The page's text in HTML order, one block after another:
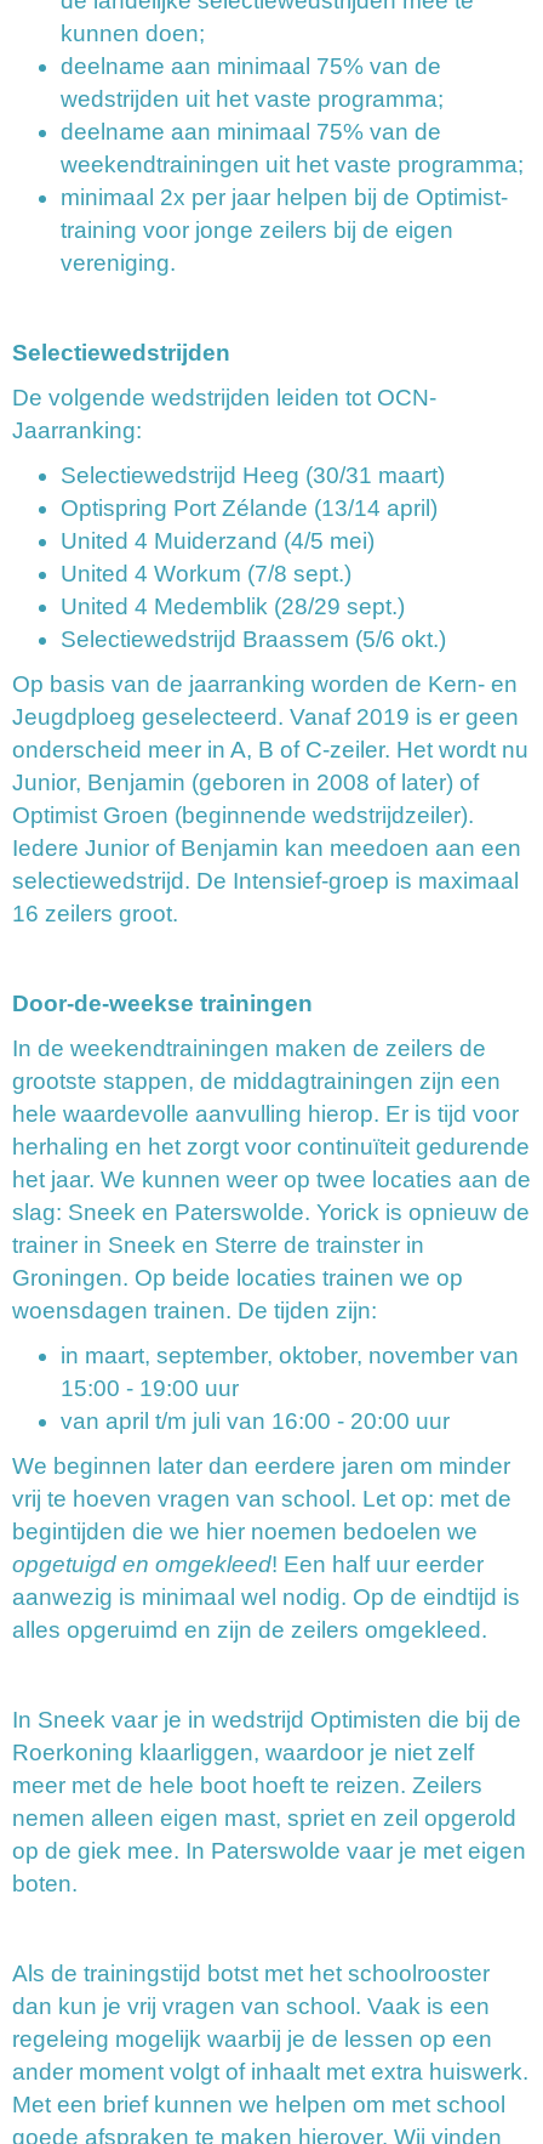
kunnen doen;
deelname aan minimaal 75% van de
wedstrijden uit het vaste programma;
deelname aan minimaal 75% van de
weekendtrainingen uit het vaste programma;
minimaal 2x per jaar helpen bij de Optimist-
training voor jonge zeilers bij de eigen
vereniging.
Selectiewedstrijden
De volgende wedstrijden leiden tot OCN-
Jaarranking:
Selectiewedstrijd Heeg (30/31 maart)
Optispring Port Zélande (13/14 april)
United 4 Muiderzand (4/5 mei)
United 4 Workum (7/8 sept.)
United 4 Medemblik (28/29 sept.)
Selectiewedstrijd Braassem (5/6 okt.)
Op basis van de jaarranking worden de Kern- en
Jeugdploeg geselecteerd. Vanaf 2019 is er geen
onderscheid meer in A, B of C-zeiler. Het wordt nu
Junior, Benjamin (geboren in 2008 of later) of
Optimist Groen (beginnende wedstrijdzeiler).
Iedere Junior of Benjamin kan meedoen aan een
selectiewedstrijd. De Intensief-groep is maximaal
16 zeilers groot.
Door-de-weekse trainingen
In de weekendtrainingen maken de zeilers de
grootste stappen, de middagtrainingen zijn een
hele waardevolle aanvulling hierop. Er is tijd voor
herhaling en het zorgt voor continuïteit gedurende
het jaar. We kunnen weer op twee locaties aan de
slag: Sneek en Paterswolde. Yorick is opnieuw de
trainer in Sneek en Sterre de trainster in
Groningen. Op beide locaties trainen we op
woensdagen trainen. De tijden zijn:
in maart, september, oktober, november van
15:00 - 19:00 uur
van april t/m juli van 16:00 - 20:00 uur
We beginnen later dan eerdere jaren om minder
vrij te hoeven vragen van school. Let op: met de
begintijden die we hier noemen bedoelen we
opgetuigd en omgekleed! Een half uur eerder
aanwezig is minimaal wel nodig. Op de eindtijd is
alles opgeruimd en zijn de zeilers omgekleed.
In Sneek vaar je in wedstrijd Optimisten die bij de
Roerkoning klaarliggen, waardoor je niet zelf
meer met de hele boot hoeft te reizen. Zeilers
nemen alleen eigen mast, spriet en zeil opgerold
op de giek mee. In Paterswolde vaar je met eigen
boten.
Als de trainingstijd botst met het schoolrooster
dan kun je vrij vragen van school. Vaak is een
regeleing mogelijk waarbij je de lessen op een
ander moment volgt of inhaalt met extra huiswerk.
Met een brief kunnen we helpen om met school
goede afspraken te maken hierover. Wij vinden